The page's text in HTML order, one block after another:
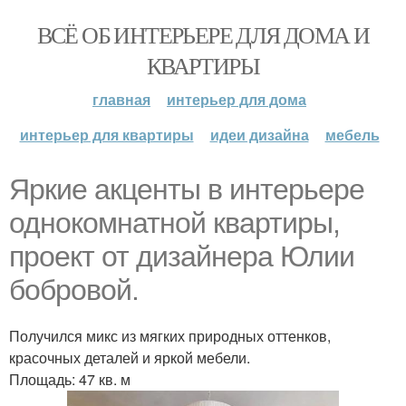
ВСЁ ОБ ИНТЕРЬЕРЕ ДЛЯ ДОМА И
КВАРТИРЫ
главная
интерьер для дома
интерьер для квартиры
идеи дизайна мебель
Яркие акценты в интерьере
однокомнатной квартиры,
проект от дизайнера Юлии
бобровой.
Получился микс из мягких природных оттенков,
красочных деталей и яркой мебели.
Площадь: 47 кв. м